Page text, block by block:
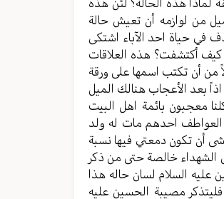
من لوازمه أن تعيش حالة
في حياة احد الآباء اشتكى
أكتشفت؟ هذه العلاقات
من أن تكتب اسمها على ورقة
بعد الأعجاب هنالك الميل
معجبون بائمة اهل البيت
العواطف احدهم مات له ولد
أن تكون دمعتي فيها نسبة
الشهداء خالصة حتى من ذكر
السلام لسان حاله هذا
فليتذكر مصيبة الحسين عليه